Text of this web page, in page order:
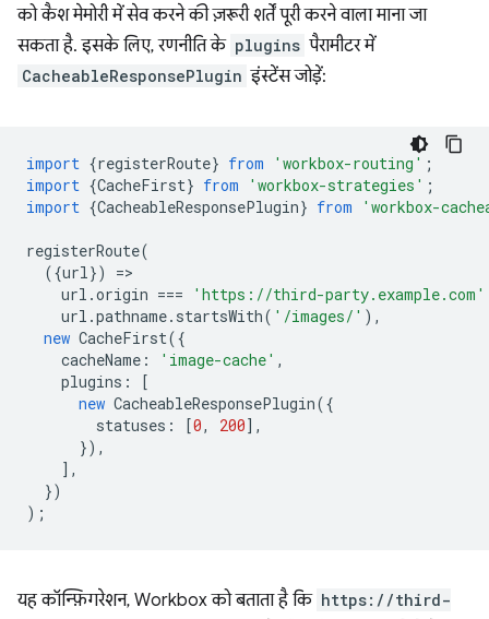
को कैश मेमोरी में सेव करने की ज़रूरी शर्तें पूरी करने वाला माना जा
सकता है. इसके लिए, रणनीति के plugins पैरामीटर में
CacheableResponsePlugin इंस्टेंस जोड़ें:
import {registerRoute} from 'workbox-routing' ;
import {CacheFirst} from 'workbox-strategies' ;
import {CacheableResponsePlugin} from 'workbox-
registerRoute(
({url}) =
url .origin ===
'https://third-party.example.com'
url .pathname. startsWith( '/images/' ),
new CacheFirst({
cacheName : 'image-cache' ,
plugins :
[
new CacheableResponsePlugin({
statuses : [0, 200],
}),
],
})
);
यह कॉन्फ़िगरेशन, Workbox को बताता है कि https://third-